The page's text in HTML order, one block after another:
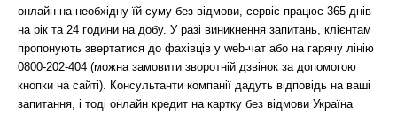
онлайн на необхідну їй суму без відмови, сервіс працює 365 днів
на рік та 24 години на добу. У разі виникнення запитань, клієнтам
пропонують звертатися до фахівців у web-чат або на гарячу лінію
0800-202-404 (можна замовити зворотній дзвінок за допомогою
кнопки на сайті). Консультанти компанії дадуть відповідь на ваші
запитання, і тоді онлайн кредит на картку без відмови Україна